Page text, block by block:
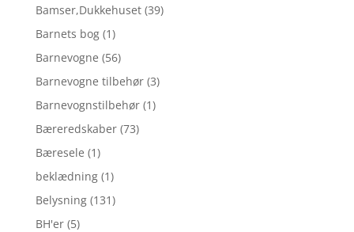
Bamser,Dukkehuset (39)
Barnets bog (1)
Barnevogne (56)
Barnevogne tilbehør (3)
Barnevognstilbehør (1)
Bæreredskaber (73)
Bæresele (1)
beklædning (1)
Belysning (131)
BH'er (5)